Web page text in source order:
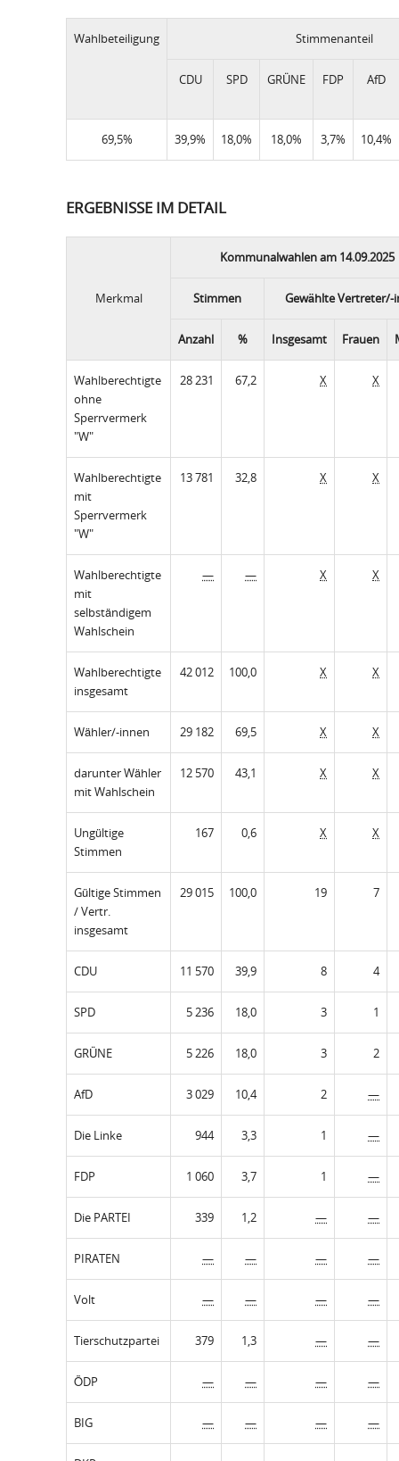
Wahlbeteiligung Stimmenanteil
CDU SPD GRÜNE FDP AfD
69,5% 39,9% 18,0% 18,0% 3,7% 10,4%
ERGEBNISSE IM DETAIL
Merkmal
Kommunalwahlen am 14.09.2025
Stimmen Gewählte Vertreter/-
Anzahl % Insgesamt Frauen
Wahlberechtigte
ohne
Sperrvermerk
"W"
28 231 67,2 X X
Wahlberechtigte
mit
Sperrvermerk
"W"
13 781 32,8 X X
Wahlberechtigte
mit
selbständigem
Wahlschein
— — X X
Wahlberechtigte
insgesamt
42 012 100,0 X X
Wähler/-innen 29 182 69,5 X X
darunter Wähler
mit Wahlschein
12 570 43,1 X X
Ungültige
Stimmen
167 0,6 X X
Gültige Stimmen
/ Vertr.
insgesamt
29 015 100,0 19 7
CDU 11 570 39,9 8 4
SPD 5 236 18,0 3 1
GRÜNE 5 226 18,0 3 2
AfD 3 029 10,4 2 —
Die Linke 944 3,3 1 —
FDP 1 060 3,7 1 —
Die PARTEI 339 1,2 — —
PIRATEN — — — —
Volt — — — —
Tierschutzpartei 379 1,3 — —
ÖDP — — — —
BIG — — — —